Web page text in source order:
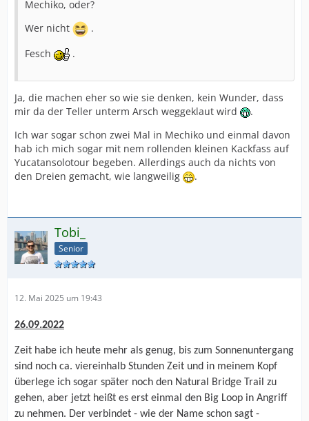
Mechiko, oder?
Wer nicht
.
Fesch
.
Ja, die machen eher so wie sie denken, kein Wunder, dass
mir da der Teller unterm Arsch weggeklaut wird
.
Ich war sogar schon zwei Mal in Mechiko und einmal davon
hab ich mich sogar mit nem rollenden kleinen Kackfass auf
Yucatansolotour begeben. Allerdings auch da nichts von
den Dreien gemacht, wie langweilig
.
Tobi_
Senior
12. Mai 2025 um 19:43
26.09.2022
Zeit habe ich heute mehr als genug, bis zum Sonnenuntergang
sind noch ca. viereinhalb Stunden Zeit und in meinem Kopf
überlege ich sogar später noch den Natural Bridge Trail zu
gehen, aber jetzt heißt es erst einmal den Big Loop in Angriff
zu nehmen. Der verbindet - wie der Name schon sagt -